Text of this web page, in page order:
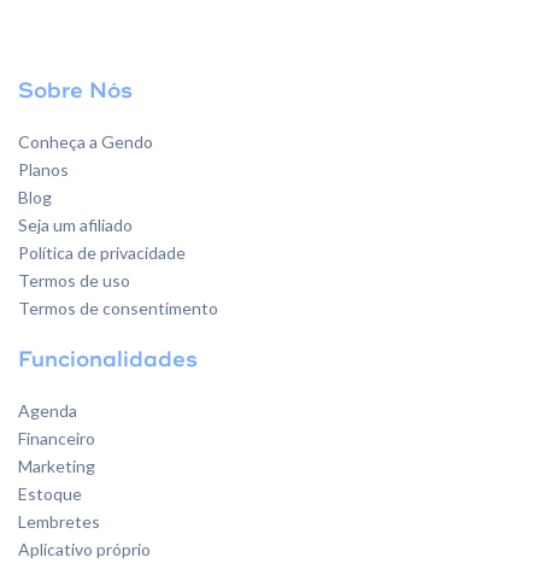
Sobre Nós
Conheça a Gendo
Planos
Blog
Seja um afiliado
Política de privacidade
Termos de uso
Termos de consentimento
Funcionalidades
Agenda
Financeiro
Marketing
Estoque
Lembretes
Aplicativo próprio